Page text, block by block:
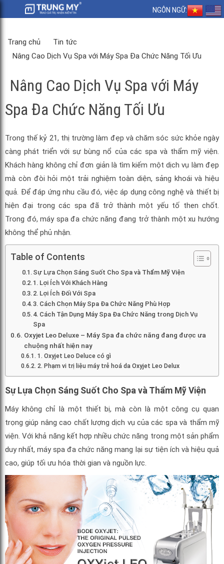
NGÔN NGỮ:
Trang chủ
Tin tức
Nâng Cao Dịch Vụ Spa với Máy Spa Đa Chức Năng Tối Ưu
Nâng Cao Dịch Vụ Spa với Máy
Spa Đa Chức Năng Tối Ưu
Trong thế kỷ 21, thị trường làm đẹp và chăm sóc sức khỏe ngày
càng phát triển với sự bùng nổ của các spa và thẩm mỹ viện.
Khách hàng không chỉ đơn giản là tìm kiếm một dịch vụ làm đẹp
mà còn đòi hỏi một trải nghiệm toàn diện, sảng khoái và hiệu
quả. Để đáp ứng nhu cầu đó, việc áp dụng công nghệ và thiết bị
hiện đại trong các spa đã trở thành một yếu tố then chốt.
Trong đó, máy spa đa chức năng đang trở thành một xu hướng
không thể phủ nhận.
Table of Contents
Sự Lựa Chọn Sáng Suốt Cho Spa và Thẩm Mỹ Viện
1. Lợi Ích Với Khách Hàng
2. Lợi Ích Đối Với Spa
3. Cách Chọn Máy Spa Đa Chức Năng Phù Hợp
4. Cách Tận Dụng Máy Spa Đa Chức Năng trong Dịch Vụ
Spa
Oxyjet Leo Deluxe – Máy Spa đa chức năng đang được ưa
chuộng nhất hiện nay
1. Oxyjet Leo Deluce có gì
2. Phạm vi trị liệu máy trẻ hoá da Oxyjet Leo Delux
Sự Lựa Chọn Sáng Suốt Cho Spa và Thẩm Mỹ Viện
Máy không chỉ là một thiết bị, mà còn là một công cụ quan
trọng giúp nâng cao chất lượng dịch vụ của các spa và thẩm mỹ
viện. Với khả năng kết hợp nhiều chức năng trong một sản phẩm
duy nhất, máy spa đa chức năng mang lại sự tiện ích và hiệu quả
cao, giúp tối ưu hóa thời gian và nguồn lực.